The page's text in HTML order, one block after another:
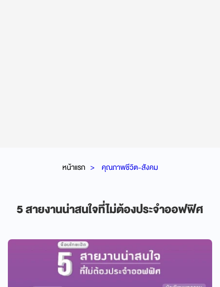
หน้าแรก คุณภาพชีวิต-สังคม
5 สายงานน่าสนใจที่ไม่ต้องประจำออฟฟิศ